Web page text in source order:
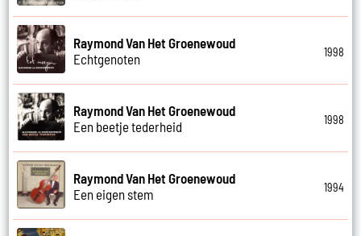
Raymond Van Het Groenewoud
Echtgenoten
1998
Raymond Van Het Groenewoud
Een beetje tederheid
1998
Raymond Van Het Groenewoud
Een eigen stem
1994